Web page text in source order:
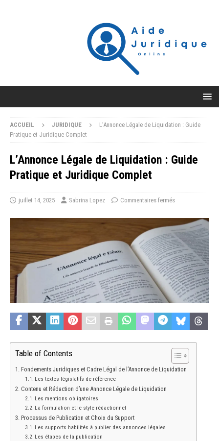
ACCUEIL JURIDIQUE
L’Annonce Légale de Liquidation : Guide
Pratique et Juridique Complet
L’Annonce Légale de Liquidation : Guide
Pratique et Juridique Complet
juillet 14, 2025 Sabrina Lopez Commentaires fermés
Table of Contents
Fondements Juridiques et Cadre Légal de l’Annonce de Liquidation
Les textes législatifs de référence
Contenu et Rédaction d’une Annonce Légale de Liquidation
Les mentions obligatoires
La formulation et le style rédactionnel
Processus de Publication et Choix du Support
Les supports habilités à publier des annonces légales
Les étapes de la publication